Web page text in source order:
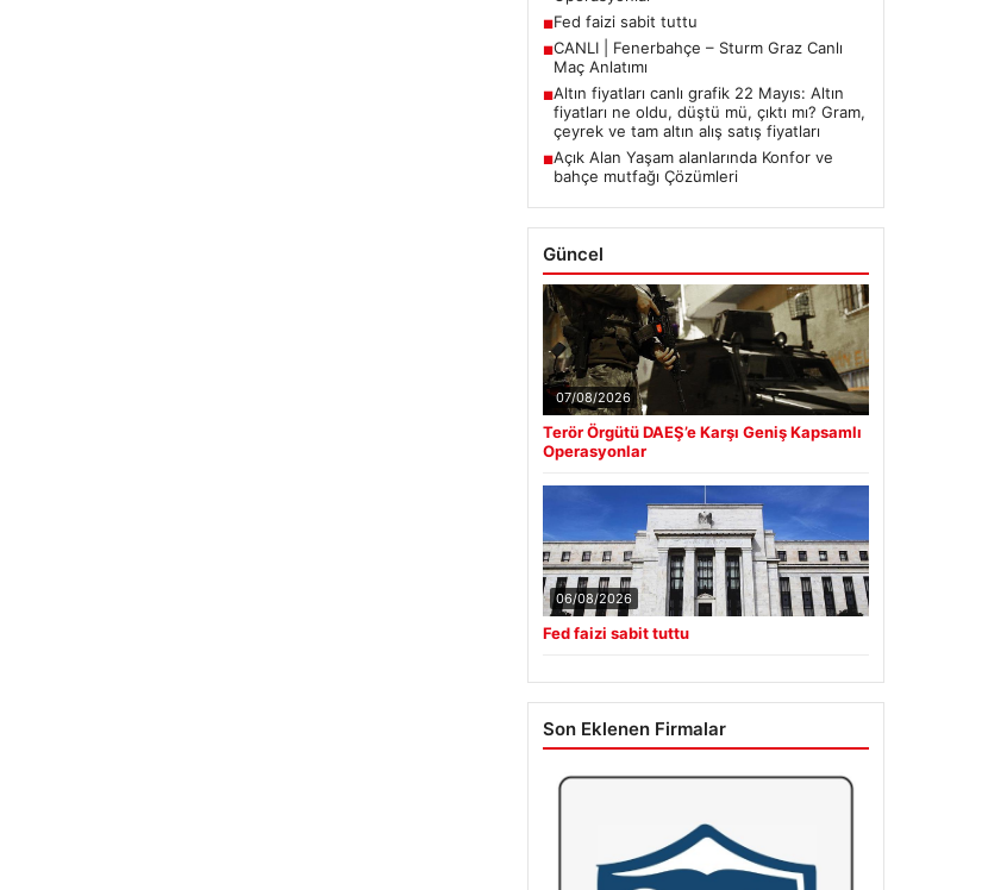
■Fed faizi sabit tuttu
■CANLI | Fenerbahçe – Sturm Graz Canlı
Maç Anlatımı
■Altın fiyatları canlı grafik 22 Mayıs: Altın
fiyatları ne oldu, düştü mü, çıktı mı? Gram,
çeyrek ve tam altın alış satış fiyatları
■Açık Alan Yaşam alanlarında Konfor ve
bahçe mutfağı Çözümleri
Güncel
07/08/2026
Terör Örgütü DAEŞ’e Karşı Geniş Kapsamlı
Operasyonlar
06/08/2026
Fed faizi sabit tuttu
Son Eklenen Firmalar